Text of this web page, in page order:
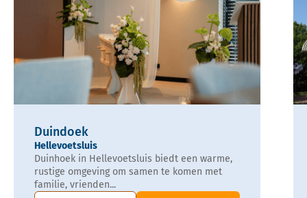
Duindoek
Hellevoetsluis
Duinhoek in Hellevoetsluis biedt een warme,
rustige omgeving om samen te komen met
familie, vrienden...